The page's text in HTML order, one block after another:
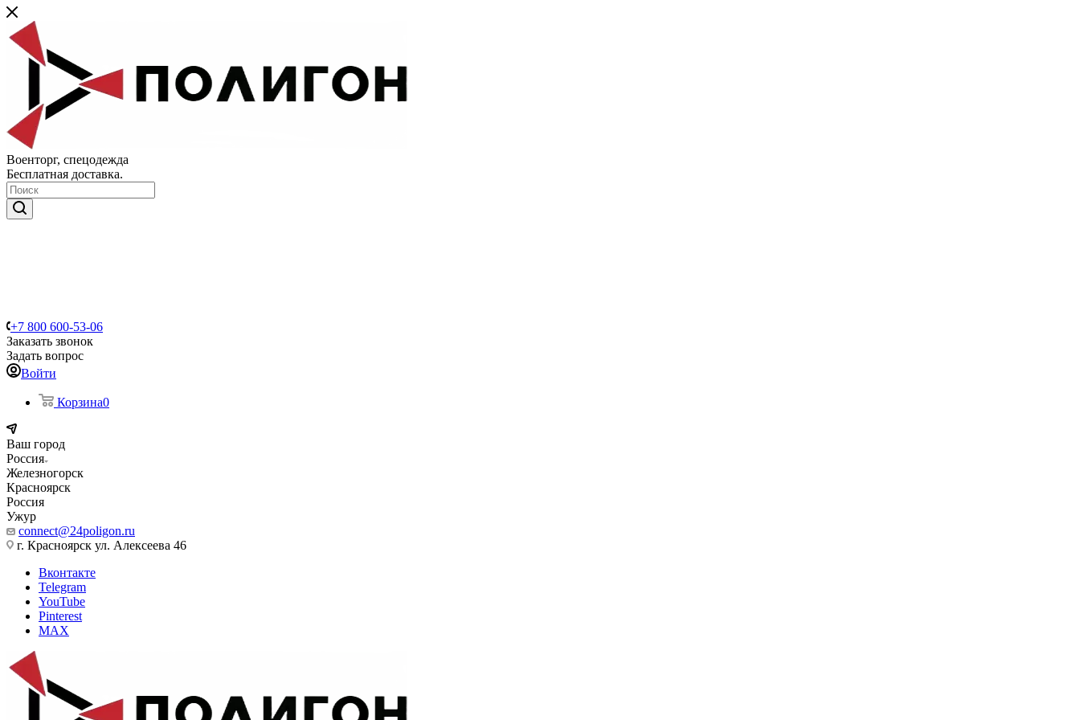
Военторг, спецодежда
Бесплатная доставка.
+7 800 600-53-06
Заказать звонок
Задать вопрос
Войти
Корзина0
Ваш город
Россия
Железногорск
Красноярск
Россия
Ужур
connect@24poligon.ru
г. Красноярск ул. Алексеева 46
Вконтакте
Telegram
YouTube
Pinterest
MAX